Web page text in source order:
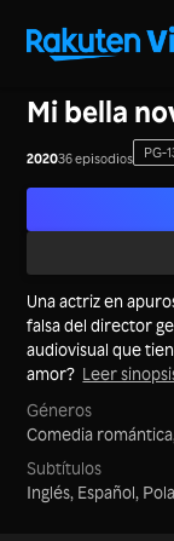
Mi bella
202036 episodios PG-
Una actriz en
falsa del director
audiovisual que
amor? Leer
Géneros
Comedia romántica,
Subtítulos
Inglés, Español,